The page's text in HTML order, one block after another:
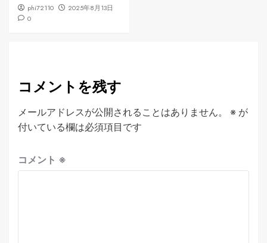
phi72110
2025年8月13日
0
コメントを残す
メールアドレスが公開されることはありません。 ※ が
付いている欄は必須項目です
コメント ※